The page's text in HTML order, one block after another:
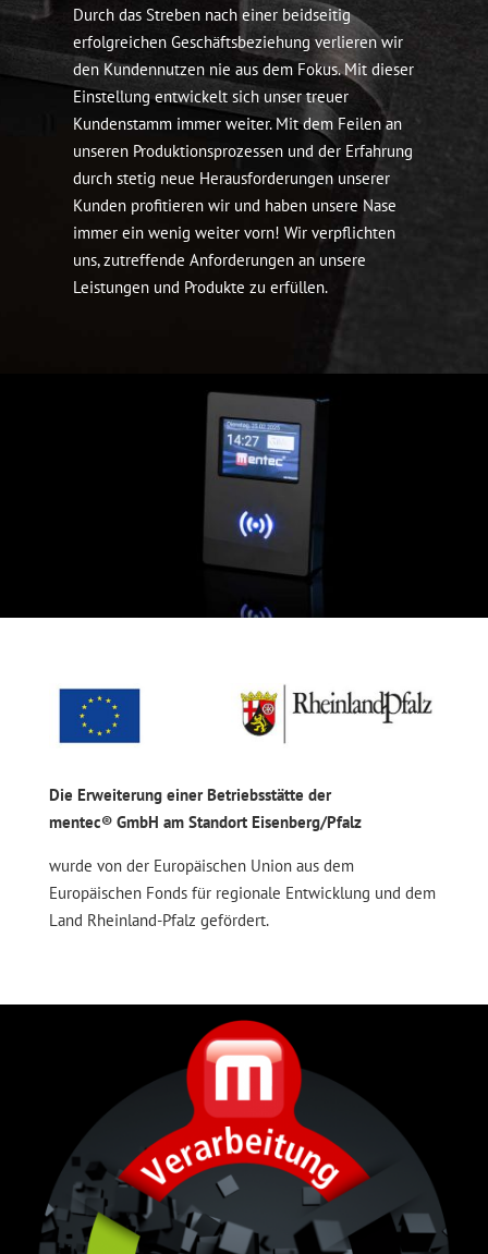
Durch das Streben nach einer beidseitig
erfolgreichen Geschäftsbeziehung verlieren wir
den Kundennutzen nie aus dem Fokus. Mit dieser
Einstellung entwickelt sich unser treuer
Kundenstamm immer weiter. Mit dem Feilen an
unseren Produktionsprozessen und der Erfahrung
durch stetig neue Herausforderungen unserer
Kunden profitieren wir und haben unsere Nase
immer ein wenig weiter vorn! Wir verpflichten
uns, zutreffende Anforderungen an unsere
Leistungen und Produkte zu erfüllen.
Die Erweiterung einer Betriebsstätte der
mentec® GmbH am Standort Eisenberg/Pfalz
wurde von der Europäischen Union aus dem
Europäischen Fonds für regionale Entwicklung und dem
Land Rheinland-Pfalz gefördert.